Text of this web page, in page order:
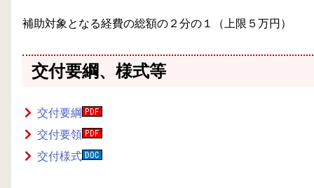
補助対象となる経費の総額の２分の１（上限５万円）
交付要綱、様式等
交付要綱
交付要領
交付様式